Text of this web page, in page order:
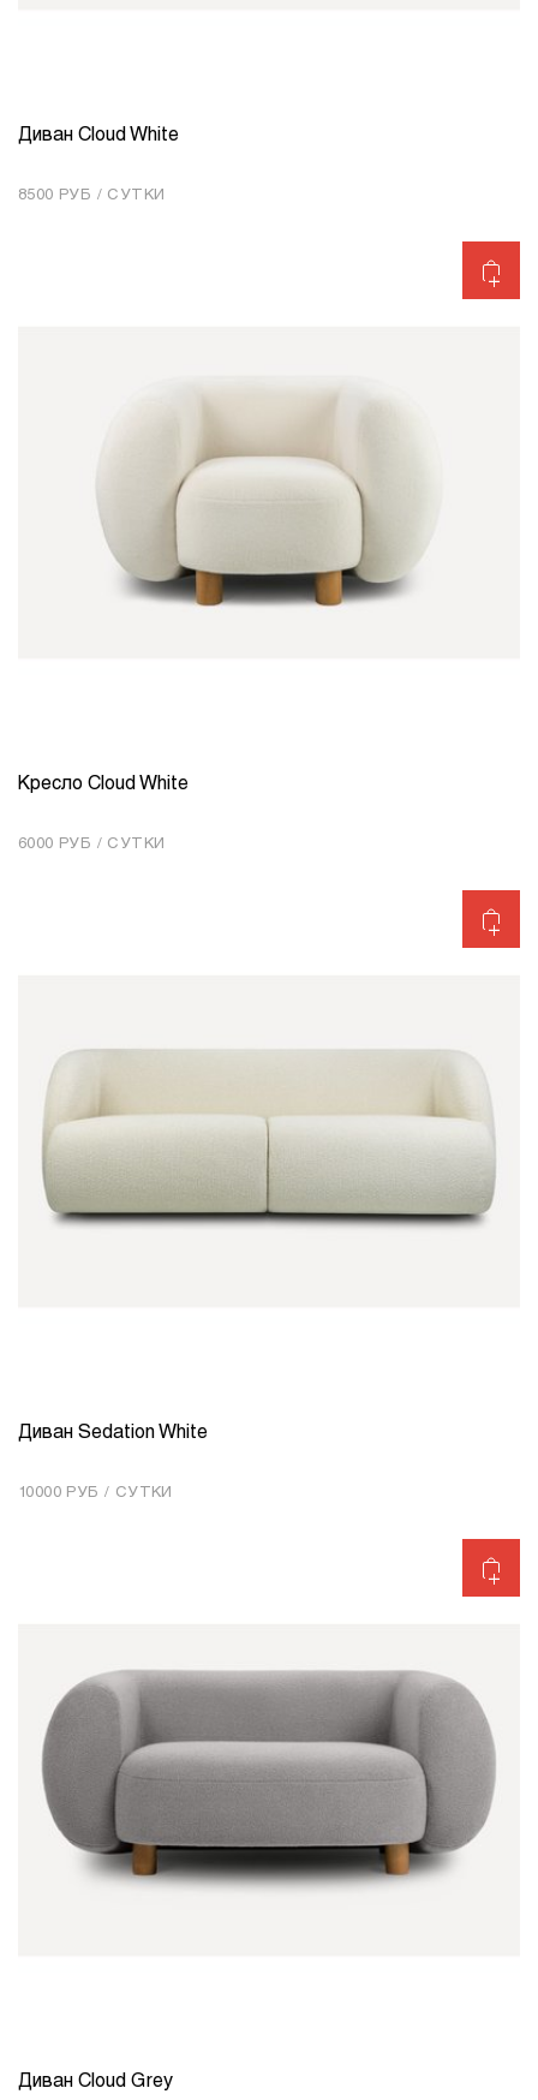
КОЛИЧЕСТВО 1
Диван Cloud White
8500 РУБ / СУТКИ
КОЛИЧЕСТВО 1
Кресло Cloud White
6000 РУБ / СУТКИ
КОЛИЧЕСТВО 1
Диван Sedation White
10000 РУБ / СУТКИ
КОЛИЧЕСТВО 1
Диван Cloud Grey